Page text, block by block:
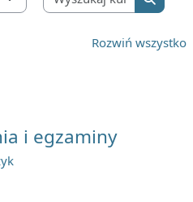
Rozwiń wszystko
i egzaminy